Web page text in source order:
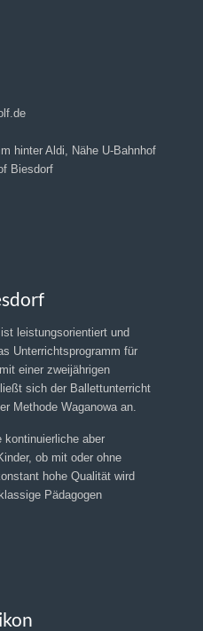
hinter Aldi, Nähe U-Bahnhof
Biesdorf
leistungsorientiert und
Unterrichtsprogramm für
einer zweijährigen
sich der Ballettunterricht
Methode Waganowa an.
kontinuierliche aber
ob mit oder ohne
hohe Qualität wird
Pädagogen